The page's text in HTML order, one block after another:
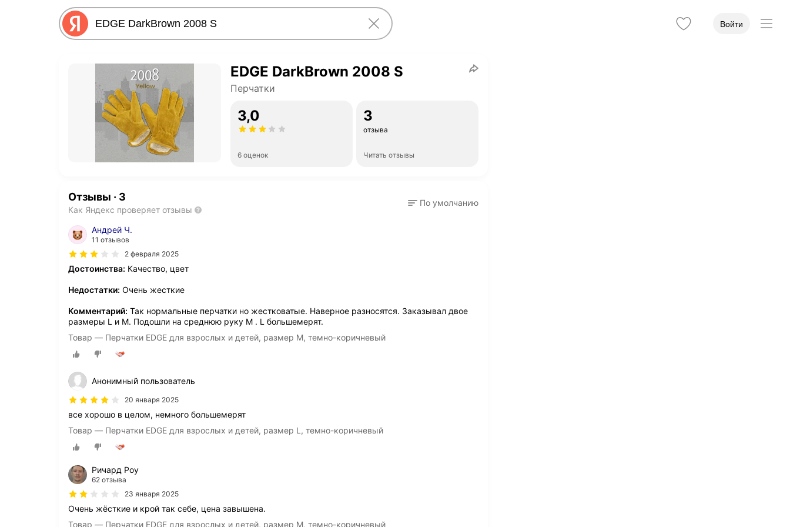
Войти
EDGE DarkBrown 2008 S
Перчатки
3,0
6 оценок
3
отзыва
Читать отзывы
Отзывы · 3
Как Яндекс проверяет отзывы
По умолчанию
Андрей Ч.
11 отзывов
2 февраля 2025
Достоинства: Качество, цвет
Недостатки: Очень жесткие
Комментарий: Так нормальные перчатки но жестковатые. Наверное разносятся. Заказывал двое
размеры L и М. Подошли на среднюю руку М . L большемерят.
Товар — Перчатки EDGE для взрослых и детей, размер M, темно-коричневый
Анонимный пользователь
20 января 2025
все хорошо в целом, немного большемерят
Товар — Перчатки EDGE для взрослых и детей, размер L, темно-коричневый
Ричард Роу
62 отзыва
23 января 2025
Очень жёсткие и крой так себе, цена завышена.
Товар — Перчатки EDGE для взрослых и детей, размер M, темно-коричневый